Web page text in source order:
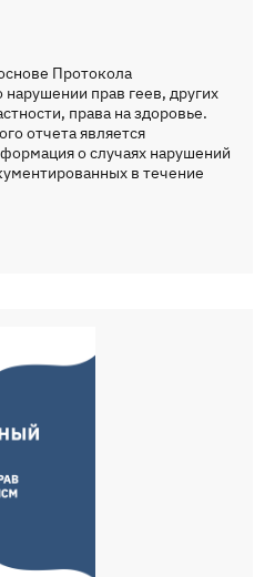
Протокола
нарушении прав геев, других
права на здоровье.
отчета является
о случаях нарушений
в течение